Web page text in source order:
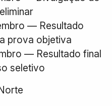
— Resultado
prova objetiva
— Resultado final
seletivo